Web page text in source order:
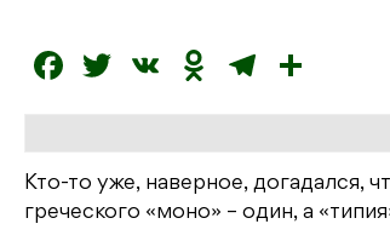
F
c
e
b
T
it
t
e
V
O
n
o
kl
T
e
g
r
п
р
а
Кто-то уже, наверное, догадался,
греческого «моно» – один, а